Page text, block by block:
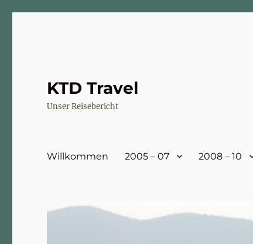
KTD Travel
Unser Reisebericht
Willkommen 2005 – 07 2008 – 10